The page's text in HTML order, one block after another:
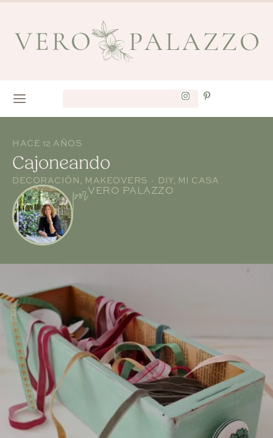
HACE 12 AÑOS
Cajoneando
DECORACIÓN MAKEOVERS · DIY, MI CASA
porVERO PALAZZO